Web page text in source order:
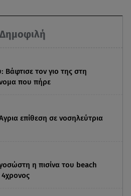
Δημοφιλή
Βάφτισε τον γιο της στη
που πήρε
επίθεση σε νοσηλεύτρια
η πισίνα του beach